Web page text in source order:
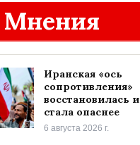
Мнения
Иранская «ось
сопротивления»
восстановилась и
стала опаснее
6 августа 2026 г.